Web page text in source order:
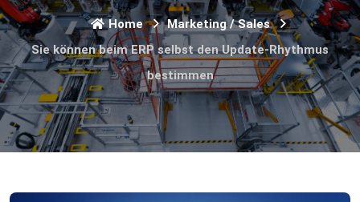
Home
Marketing / Sales
Sie können beim ERP selbst den Update-Rhythmus
bestimmen